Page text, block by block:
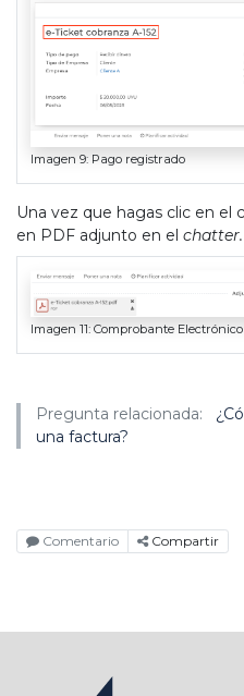
Imagen 9: Pago registrado
Una vez que hagas clic en el
en PDF adjunto en el chatter.
Imagen 11: Comprobante
Pregunta relacionada:
una factura?
Comentario Compartir